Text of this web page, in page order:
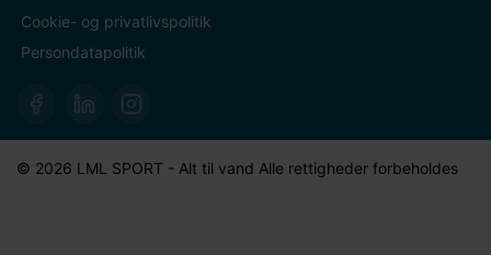
Cookie- og privatlivspolitik
Persondatapolitik
© 2026 LML SPORT - Alt til vand Alle rettigheder forbeholdes